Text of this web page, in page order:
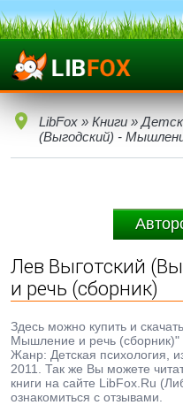
LibFox » Книги »
(Выгодский) -
Лев Выготский
и речь (сборник)
Здесь можно купить и
Мышление и речь
Жанр: Детская психология,
2011. Так же Вы можете
книги на сайте LibFox.Ru
ознакомиться с отзывами.